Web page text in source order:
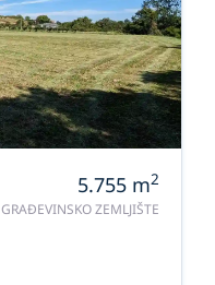
5.755 m2
GRAĐEVINSKO ZEMLJIŠTE